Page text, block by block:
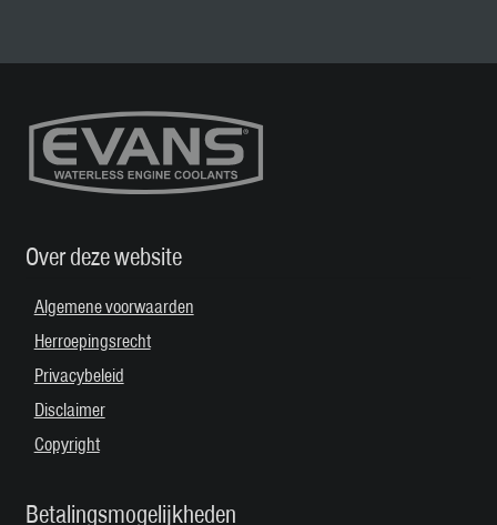
Over deze website
Algemene voorwaarden
Herroepingsrecht
Privacybeleid
Disclaimer
Copyright
Betalingsmogelijkheden